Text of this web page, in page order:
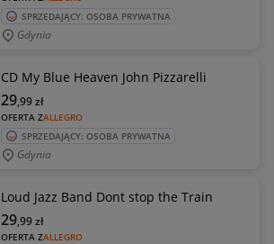
SPRZEDAJĄCY: OSOBA PRYWATNA
Gdynia
CD My Blue Heaven John Pizzarelli
OFERTA ZALLEGRO
29,99zł
SPRZEDAJĄCY: OSOBA PRYWATNA
Gdynia
Loud Jazz Band Dont stop the Train
OFERTA ZALLEGRO
29,99zł